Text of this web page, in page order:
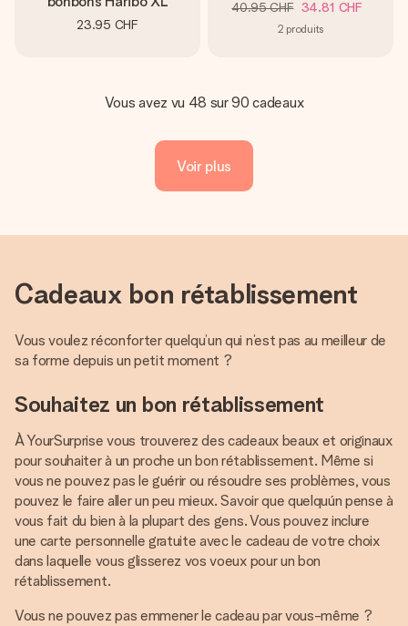
23.95 CHF
40.95 CHF 34.81 CHF
2 produits
Vous avez vu 48 sur 90 cadeaux
Voir plus
Cadeaux bon rétablissement
Vous voulez réconforter quelqu’un qui n’est pas au meilleur de
sa forme depuis un petit moment ?
Souhaitez un bon rétablissement
À YourSurprise vous trouverez des cadeaux beaux et originaux
pour souhaiter à un proche un bon rétablissement. Même si
vous ne pouvez pas le guérir ou résoudre ses problèmes, vous
pouvez le faire aller un peu mieux. Savoir que quelquún pense à
vous fait du bien à la plupart des gens. Vous pouvez inclure
une carte personnelle gratuite avec le cadeau de votre choix
dans laquelle vous glisserez vos voeux pour un bon
rétablissement.
Vous ne pouvez pas emmener le cadeau par vous-même ?